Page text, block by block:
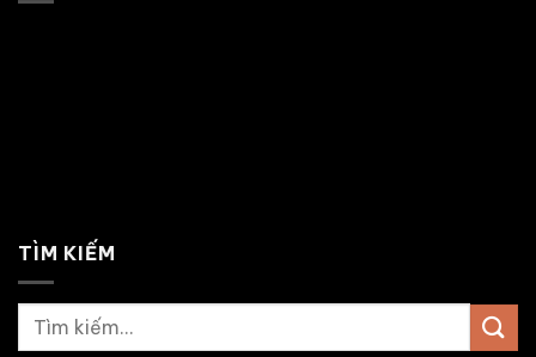
TÌM KIẾM
Tìm